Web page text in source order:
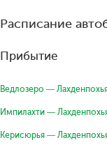
Расписание
Прибытие
Ведлозеро —
Импилахти —
Керисюрья —